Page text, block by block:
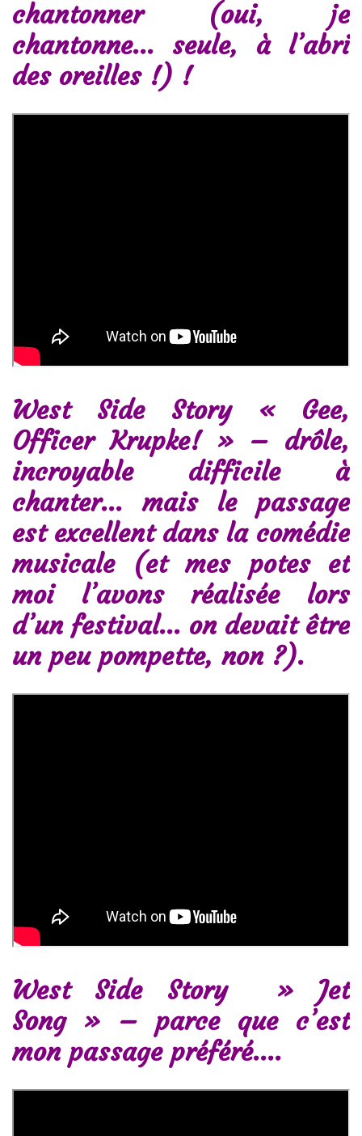
chantonner (oui, je
chantonne… seule, à l’abri
des oreilles !) !
West Side Story « Gee,
Officer Krupke! » – drôle,
incroyable difficile à
chanter… mais le passage
est excellent dans la comédie
musicale (et mes potes et
moi l’avons réalisée lors
d’un festival… on devait être
un peu pompette, non ?).
West Side Story » Jet
Song » – parce que c’est
mon passage préféré….